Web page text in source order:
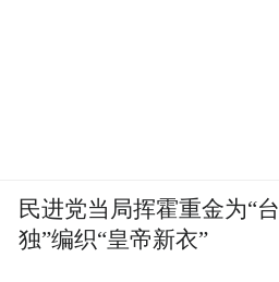
民进党当局挥霍重金为“台
独”编织“皇帝新衣”